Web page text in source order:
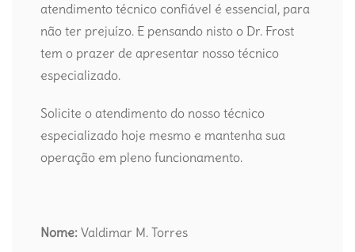
atendimento técnico confiável é essencial, para
não ter prejuízo. E pensando nisto o Dr. Frost
tem o prazer de apresentar nosso técnico
especializado.
Solicite o atendimento do nosso técnico
especializado hoje mesmo e mantenha sua
operação em pleno funcionamento.
Nome: Valdimar M. Torres